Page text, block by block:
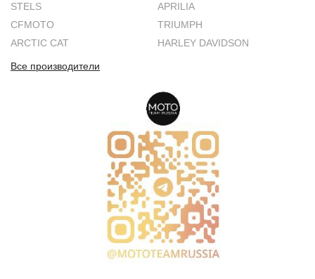
STELS
APRILIA
CFMOTO
TRIUMPH
ARCTIC CAT
HARLEY DAVIDSON
Все производители